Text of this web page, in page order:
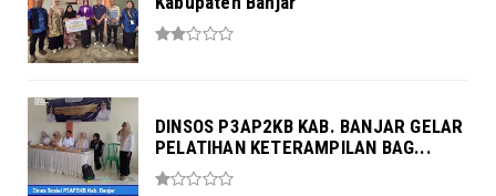
DINSOS P3AP2KB KAB. BANJAR GELAR
PELATIHAN KETERAMPILAN BAG...